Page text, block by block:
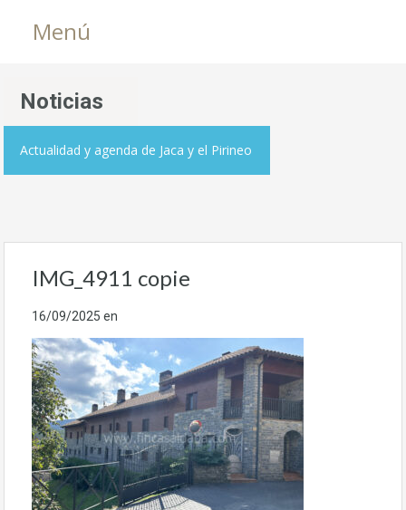
Menú
Noticias
Actualidad y agenda de Jaca y el Pirineo
IMG_4911 copie
16/09/2025 en